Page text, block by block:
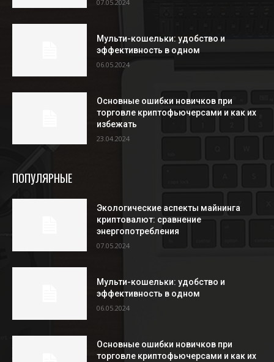
07.05.2024
Мульти-кошельки: удобство и
эффективность в одном
06.05.2024
Основные ошибки новичков при
торговле криптофьючерсами и как их
избежать
23.04.2024
ПОПУЛЯРНЫЕ
Экологические аспекты майнинга
криптовалют: сравнение
энергопотребления
07.05.2024
Мульти-кошельки: удобство и
эффективность в одном
06.05.2024
Основные ошибки новичков при
торговле криптофьючерсами и как их